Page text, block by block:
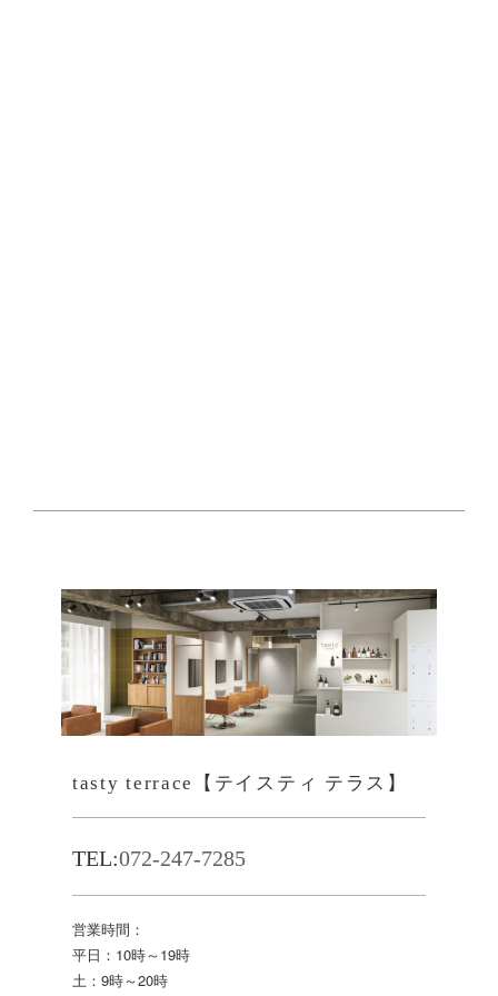
tasty terrace【テイスティ テラス】
TEL:072-247-7285
営業時間：
平日：10時～19時
土：9時～20時